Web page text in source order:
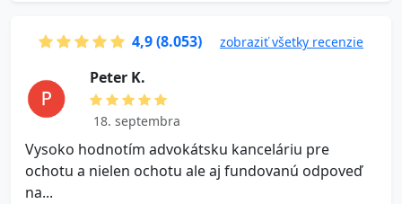
4,9 (8.053) zobraziť všetky recenzie
P e t e r K.
18. septembra
Vysoko hodnotím advokátsku kanceláriu pre
ochotu a nielen ochotu ale aj fundovanú odpoveď
na...